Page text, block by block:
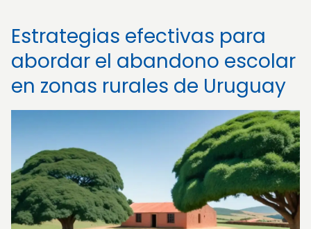
Estrategias efectivas para
abordar el abandono escolar
en zonas rurales de Uruguay